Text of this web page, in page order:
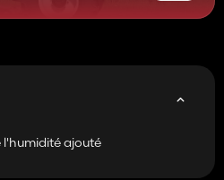
l'humidité ajouté